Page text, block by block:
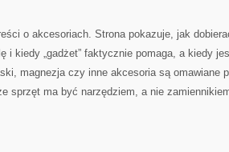
o akcesoriach. Strona pokazuje, jak
i kiedy „gadżet” faktycznie pomaga, a kiedy
magnezja czy inne akcesoria są omawiane
sprzęt ma być narzędziem, a nie